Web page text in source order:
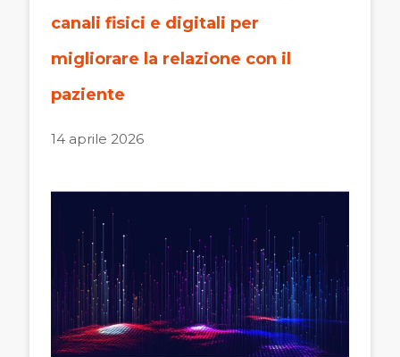
canali fisici e digitali per
migliorare la relazione con il
paziente
14 aprile 2026